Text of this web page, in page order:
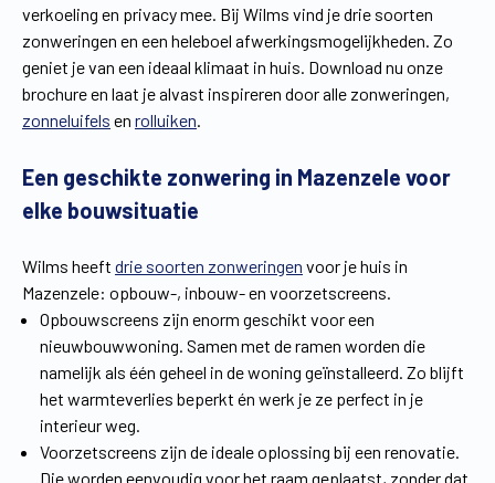
Vind een verdeler
Gratis brochure
Wilms World
verkoeling en privacy mee. Bij Wilms vind je drie soorten
zonweringen en een heleboel afwerkingsmogelijkheden. Zo
geniet je van een ideaal klimaat in huis. Download nu onze
brochure en laat je alvast inspireren door alle zonweringen,
zonneluifels en rolluiken.
Een geschikte zonwering in Mazenzele voor
elke bouwsituatie
Wilms heeft drie soorten zonweringen voor je huis in
Mazenzele: opbouw-, inbouw- en voorzetscreens.
Opbouwscreens zijn enorm geschikt voor een
nieuwbouwwoning. Samen met de ramen worden die
namelijk als één geheel in de woning geïnstalleerd. Zo blijft
het warmteverlies beperkt én werk je ze perfect in je
interieur weg.
Voorzetscreens zijn de ideale oplossing bij een renovatie.
Die worden eenvoudig voor het raam geplaatst, zonder dat